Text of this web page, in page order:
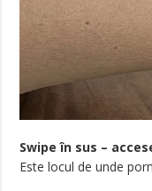
Swipe în sus –
Este locul de unde